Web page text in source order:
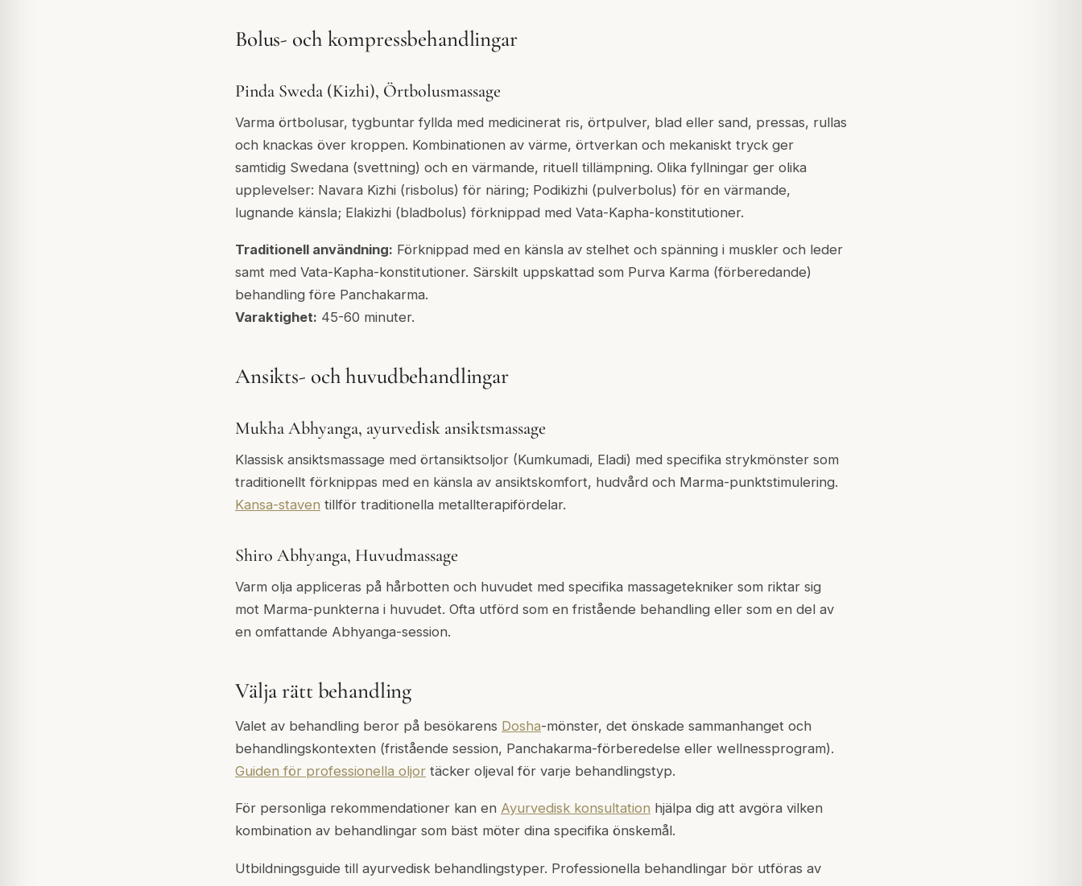
Bolus- och kompressbehandlingar
Pinda Sweda (Kizhi), Örtbolusmassage
Varma örtbolusar, tygbuntar fyllda med medicinerat ris, örtpulver, blad eller sand, pressas, rullas
och knackas över kroppen. Kombinationen av värme, örtverkan och mekaniskt tryck ger
samtidig Swedana (svettning) och en värmande, rituell tillämpning. Olika fyllningar ger olika
upplevelser: Navara Kizhi (risbolus) för näring; Podikizhi (pulverbolus) för en värmande,
lugnande känsla; Elakizhi (bladbolus) förknippad med Vata-Kapha-konstitutioner.
Traditionell användning: Förknippad med en känsla av stelhet och spänning i muskler och leder
samt med Vata-Kapha-konstitutioner. Särskilt uppskattad som Purva Karma (förberedande)
behandling före Panchakarma.
Varaktighet: 45-60 minuter.
Ansikts- och huvudbehandlingar
Mukha Abhyanga, ayurvedisk ansiktsmassage
Klassisk ansiktsmassage med örtansiktsoljor (Kumkumadi, Eladi) med specifika strykmönster som
traditionellt förknippas med en känsla av ansiktskomfort, hudvård och Marma-punktstimulering.
Kansa-staven tillför traditionella metallterapifördelar.
Shiro Abhyanga, Huvudmassage
Varm olja appliceras på hårbotten och huvudet med specifika massagetekniker som riktar sig
mot Marma-punkterna i huvudet. Ofta utförd som en fristående behandling eller som en del av
en omfattande Abhyanga-session.
Välja rätt behandling
Valet av behandling beror på besökarens Dosha-mönster, det önskade sammanhanget och
behandlingskontexten (fristående session, Panchakarma-förberedelse eller wellnessprogram).
Guiden för professionella oljor täcker oljeval för varje behandlingstyp.
För personliga rekommendationer kan en Ayurvedisk konsultation hjälpa dig att avgöra vilken
kombination av behandlingar som bäst möter dina specifika önskemål.
Utbildningsguide till ayurvedisk behandlingstyper. Professionella behandlingar bör utföras av